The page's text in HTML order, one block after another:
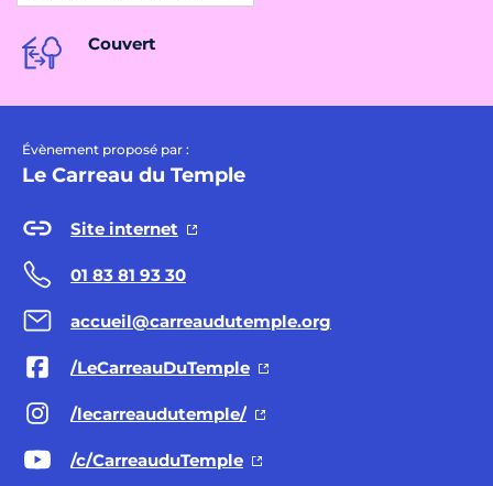
Couvert
Évènement proposé par :
Le Carreau du Temple
Site internet
01 83 81 93 30
accueil@carreaudutemple.org
/LeCarreauDuTemple
/lecarreaudutemple/
/c/CarreauduTemple